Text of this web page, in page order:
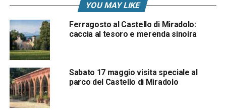
YOU MAY LIKE
Ferragosto al Castello di Miradolo:
caccia al tesoro e merenda sinoira
Sabato 17 maggio visita speciale al
parco del Castello di Miradolo